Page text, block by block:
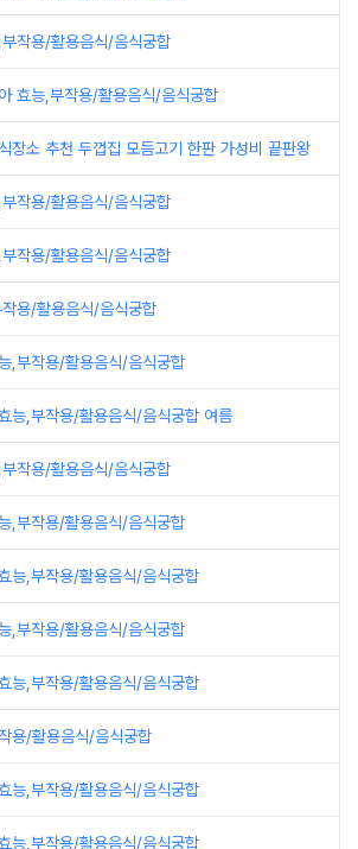
작용/활용음식/음식궁합
효능,부작용/활용음식/음식궁합
장소 추천 두껍집 모듬고기 한판 가성비 끝판왕
작용/활용음식/음식궁합
작용/활용음식/음식궁합
용/활용음식/음식궁합
,부작용/활용음식/음식궁합
능,부작용/활용음식/음식궁합 여름
작용/활용음식/음식궁합
,부작용/활용음식/음식궁합
능,부작용/활용음식/음식궁합
,부작용/활용음식/음식궁합
능,부작용/활용음식/음식궁합
용/활용음식/음식궁합
능,부작용/활용음식/음식궁합
능,부작용/활용음식/음식궁합